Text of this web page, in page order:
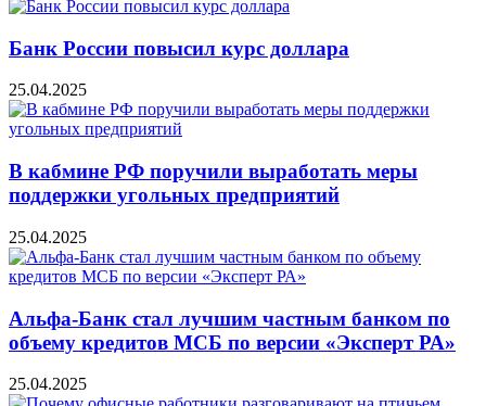
Банк России повысил курс доллара
25.04.2025
В кабмине РФ поручили выработать меры
поддержки угольных предприятий
25.04.2025
Альфа-Банк стал лучшим частным банком по
объему кредитов МСБ по версии «Эксперт РА»
25.04.2025